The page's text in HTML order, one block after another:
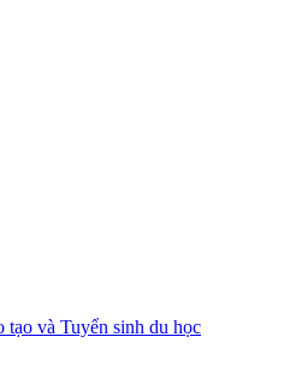
và Tuyển sinh du học